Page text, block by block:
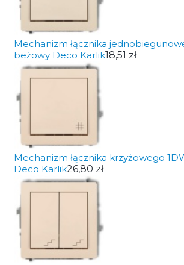
Mechanizm łącznika
beżowy Deco Karlik18,51 zł
Mechanizm łącznika krzyżowego
Deco Karlik26,80 zł